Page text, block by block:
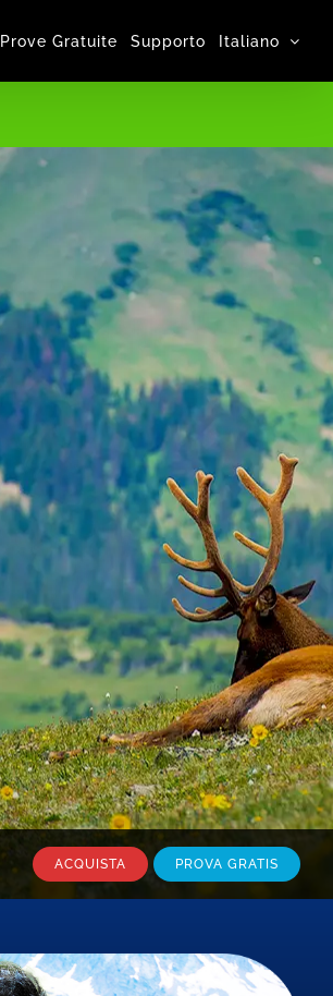
Prove Gratuite Supporto Italiano
ACQUISTA PROVA GRATIS